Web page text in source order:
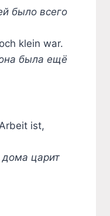
было всего
klein war.
была ещё
ist,
царит